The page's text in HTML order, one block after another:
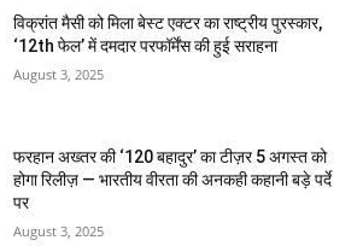
विक्रांत मैसी को मिला बेस्ट एक्टर का राष्ट्रीय पुरस्कार,
‘12th फेल’ में दमदार परफॉर्मेंस की हुई सराहना
August 3, 2025
फरहान अख्तर की ‘120 बहादुर’ का टीज़र 5 अगस्त को
होगा रिलीज़ — भारतीय वीरता की अनकही कहानी बड़े पर्दे
पर
August 3, 2025